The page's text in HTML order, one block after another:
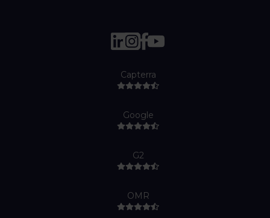
Capterra
Google
G2
OMR